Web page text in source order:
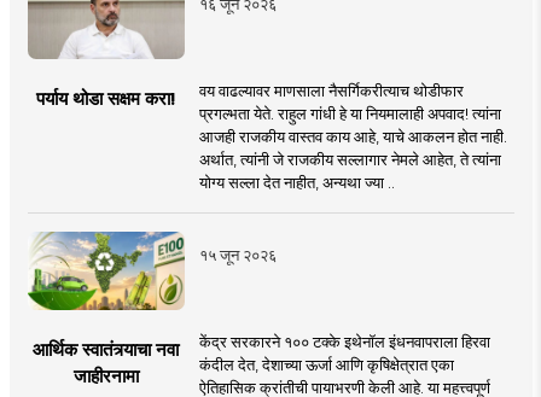
पर्याय थोडा सक्षम करा!
वय वाढल्यावर माणसाला नैसर्गिकरीत्याच थोडीफार
प्रगल्भता येते. राहुल गांधी हे या नियमालाही अपवाद! त्यांना
आजही राजकीय वास्तव काय आहे, याचे आकलन होत नाही.
अर्थात, त्यांनी जे राजकीय सल्लागार नेमले आहेत, ते त्यांना
योग्य सल्ला देत नाहीत, अन्यथा ज्या ..
१५ जून २०२६
आर्थिक स्वातंत्र्याचा नवा
जाहीरनामा
केंद्र सरकारने १०० टक्के इथेनॉल इंधनवापराला हिरवा
कंदील देत, देशाच्या ऊर्जा आणि कृषिक्षेत्रात एका
ऐतिहासिक क्रांतीची पायाभरणी केली आहे. या महत्त्वपूर्ण